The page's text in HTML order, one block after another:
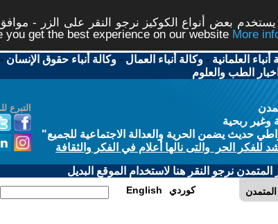
بعض أنواع الكوكيز نرجو النقر على الزر -
get the best experience on our website
أنباء العلمانية -وكالة أنباء العمال -وكالة أنباء حقوق الإنسان -
اخبار الطب والعلوم
التبرع
وغير ربحية
حديث يضمن الحرية والعدالة الاجتماعية للجميع"
للفكر الحر والتى نالها أعلام في الفكر والثقافة
نرجو النقر هنا لاستخدام الموقع البديل
المتمدن English كوردي